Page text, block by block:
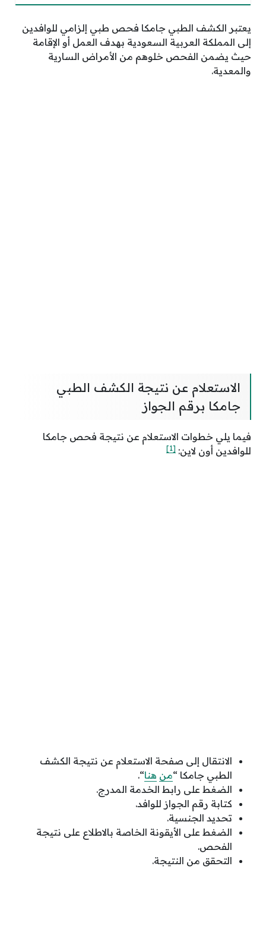
يعتبر الكشف الطبي جامكا فحص طبي إلزامي للوافدين
إلى المملكة العربية السعودية بهدف العمل أو الإقامة
حيث يضمن الفحص خلوهم من الأمراض السارية
والمعدية.
الاستعلام عن نتيجة الكشف الطبي
جامكا برقم الجواز
فيما يلي خطوات الاستعلام عن نتيجة فحص جامكا
للوافدين أون لاين: [1]
الانتقال إلى صفحة الاستعلام عن نتيجة الكشف
الطبي جامكا “من هنا“.
الضغط على رابط الخدمة المدرج.
كتابة رقم الجواز للوافد.
تحديد الجنسية.
الضغط على الأيقونة الخاصة بالاطلاع على نتيجة
الفحص.
التحقق من النتيجة.